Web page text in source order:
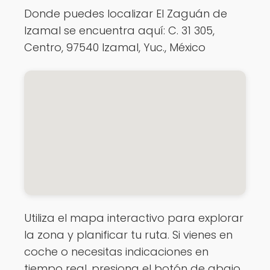
Donde puedes localizar El Zaguán de
Izamal se encuentra aquí: C. 31 305,
Centro, 97540 Izamal, Yuc., México
Utiliza el mapa interactivo para explorar
la zona y planificar tu ruta. Si vienes en
coche o necesitas indicaciones en